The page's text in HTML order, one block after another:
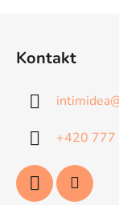
Kontakt
intimidea
+420